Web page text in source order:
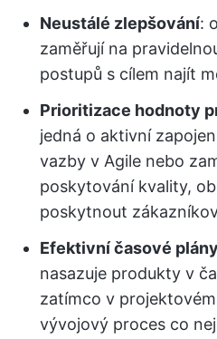
Neustálé zlepšování:
zaměřují na
postupů s cílem najít
Prioritizace hodnoty
jedná o aktivní
vazby v Agile nebo
poskytování kvality,
poskytnout
Efektivní časové plány
nasazuje produkty v
zatímco v
vývojový proces co